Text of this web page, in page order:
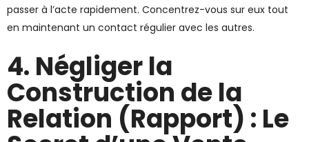
passer à l’acte rapidement. Concentrez-vous sur eux tout
en maintenant un contact régulier avec les autres.
4. Négliger la
Construction de la
Relation (Rapport) : Le